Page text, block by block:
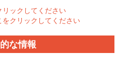
ックしてください
クリックしてください
な情報